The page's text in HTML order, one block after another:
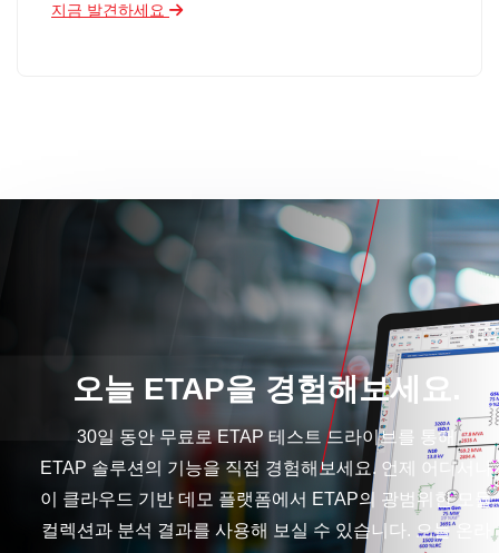
지금 발견하세요
오늘 ETAP을 경험해보세요.
30일 동안 무료로 ETAP 테스트 드라이브를 통해
ETAP 솔루션의 기능을 직접 경험해보세요. 언제 어디서나
이 클라우드 기반 데모 플랫폼에서 ETAP의 광범위한 모듈
컬렉션과 분석 결과를 사용해 보실 수 있습니다. 오늘 온라